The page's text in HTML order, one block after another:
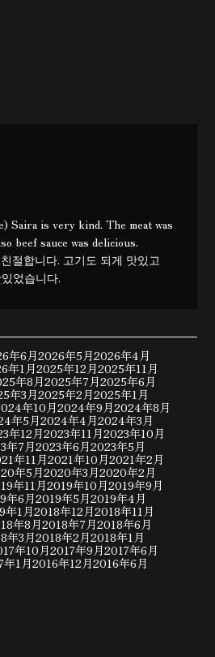
Saira is very kind. The meat was
beef sauce was delicious.
절합니다. 고기도 되게 맛있고
었습니다.
年6月2026年5月2026年4月
年1月2025年12月2025年11月
年8月2025年7月2025年6月
年3月2025年2月2025年1月
年10月2024年9月2024年8月
年5月2024年4月2024年3月
年12月2023年11月2023年10月
年7月2023年6月2023年5月
年11月2021年10月2021年2月
年5月2020年3月2020年2月
年11月2019年10月2019年9月
年6月2019年5月2019年4月
年1月2018年12月2018年11月
年8月2018年7月2018年6月
年3月2018年2月2018年1月
年10月2017年9月2017年6月
年1月2016年12月2016年6月